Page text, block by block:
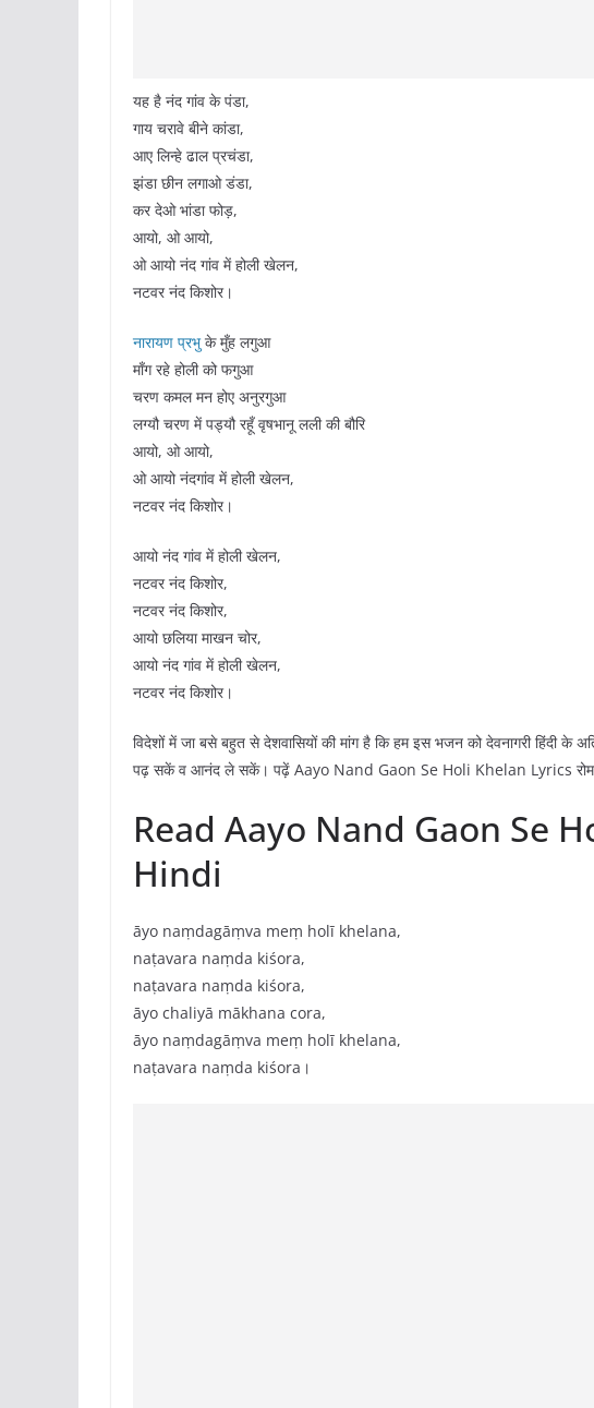
यह है नंद गांव के पंडा,
गाय चरावे बीने कांडा,
आए लिन्हे ढाल प्रचंडा,
झंडा छीन लगाओ डंडा,
कर देओ भांडा फोड़,
आयो, ओ आयो,
ओ आयो नंद गांव में होली खेलन,
नटवर नंद किशोर।
नारायण प्रभुके मुँह लगुआ
माँग रहे होली को फगुआ
चरण कमल मन होए अनुरगुआ
लग्यौ चरण में पड्यौ रहूँ वृषभानू लली की बौरि
आयो, ओ आयो,
ओ आयो नंदगांव में होली खेलन,
नटवर नंद किशोर।
आयो नंद गांव में होली खेलन,
नटवर नंद किशोर,
नटवर नंद किशोर,
आयो छलिया माखन चोर,
आयो नंद गांव में होली खेलन,
नटवर नंद किशोर।
विदेशों में जा बसे बहुत से देशवासियों की मांग है कि हम इस भजन को देवनागरी हिंदी के
पढ़ सकें व आनंद ले सकें। पढ़ें Aayo Nand Gaon Se Holi Khelan Lyrics
Read Aayo Nand Gaon Se
Hindi
āyo naṃdagāṃva meṃ holī khelana,
naṭavara naṃda kiśora,
naṭavara naṃda kiśora,
āyo chaliyā mākhana cora,
āyo naṃdagāṃva meṃ holī khelana,
naṭavara naṃda kiśora।